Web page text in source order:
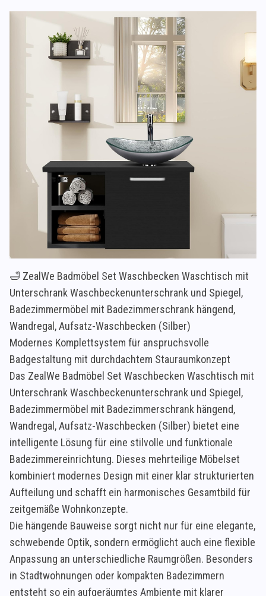
🛁 ZealWe Badmöbel Set Waschbecken Waschtisch mit
Unterschrank Waschbeckenunterschrank und Spiegel,
Badezimmermöbel mit Badezimmerschrank hängend,
Wandregal, Aufsatz-Waschbecken (Silber)
Modernes Komplettsystem für anspruchsvolle
Badgestaltung mit durchdachtem Stauraumkonzept
Das ZealWe Badmöbel Set Waschbecken Waschtisch mit
Unterschrank Waschbeckenunterschrank und Spiegel,
Badezimmermöbel mit Badezimmerschrank hängend,
Wandregal, Aufsatz-Waschbecken (Silber) bietet eine
intelligente Lösung für eine stilvolle und funktionale
Badezimmereinrichtung. Dieses mehrteilige Möbelset
kombiniert modernes Design mit einer klar strukturierten
Aufteilung und schafft ein harmonisches Gesamtbild für
zeitgemäße Wohnkonzepte.
Die hängende Bauweise sorgt nicht nur für eine elegante,
schwebende Optik, sondern ermöglicht auch eine flexible
Anpassung an unterschiedliche Raumgrößen. Besonders
in Stadtwohnungen oder kompakten Badezimmern
entsteht so ein aufgeräumtes Ambiente mit klarer